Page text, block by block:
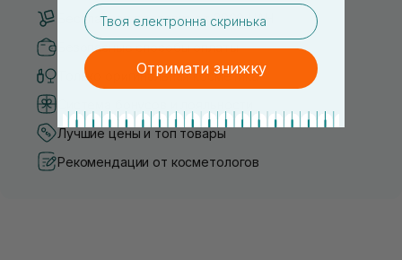
Бесплатная доставка от 3000 UAH
Безопасные способы оплаты
Только оригинальная косметика
Лучшие цены и топ товары
Рекомендации от косметологов
email
Отримати знижку